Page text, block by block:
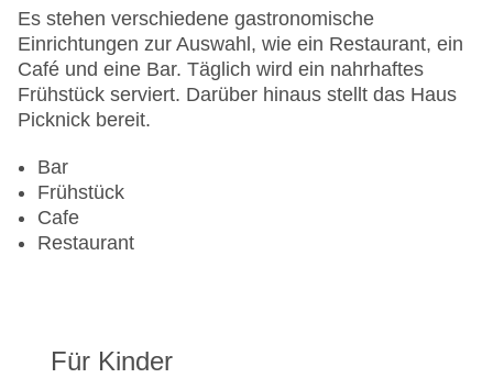
Zimmerservice
Gesamtanzahl der Zimmer: 277
Pools:Indoor Pool, Outdoor Pool
Landeskategorie: 5 Sterne
Es stehen verschiedene gastronomische
Einrichtungen zur Auswahl, wie ein Restaurant, ein
Café und eine Bar. Täglich wird ein nahrhaftes
Frühstück serviert. Darüber hinaus stellt das Haus
Picknick bereit.
Bar
Frühstück
Cafe
Restaurant
Für Kinder